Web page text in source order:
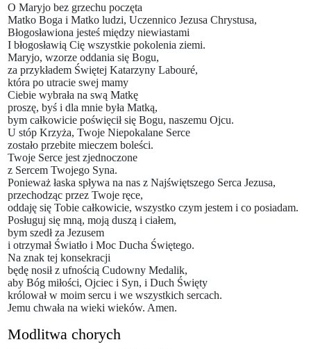
O Maryjo bez grzechu poczęta
Matko Boga i Matko ludzi, Uczennico Jezusa Chrystusa,
Błogosławiona jesteś między niewiastami
I błogosławią Cię wszystkie pokolenia ziemi.
Maryjo, wzorze oddania się Bogu,
za przykładem Świętej Katarzyny Labouré,
która po utracie swej mamy
Ciebie wybrała na swą Matkę
proszę, byś i dla mnie była Matką,
bym całkowicie poświęcił się Bogu, naszemu Ojcu.
U stóp Krzyża, Twoje Niepokalane Serce
zostało przebite mieczem boleści.
Twoje Serce jest zjednoczone
z Sercem Twojego Syna.
Ponieważ łaska spływa na nas z Najświętszego Serca Jezusa,
przechodząc przez Twoje ręce,
oddaję się Tobie całkowicie, wszystko czym jestem i co posiadam.
Posługuj się mną, moją duszą i ciałem,
bym szedł za Jezusem
i otrzymał Światło i Moc Ducha Świętego.
Na znak tej konsekracji
będę nosił z ufnością Cudowny Medalik,
aby Bóg miłości, Ojciec i Syn, i Duch Święty
królował w moim sercu i we wszystkich sercach.
Jemu chwała na wieki wieków. Amen.
Modlitwa chorych